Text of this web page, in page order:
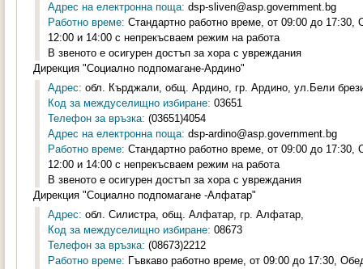
Адрес на електронна поща: dsp-sliven@asp.government.bg
Работно време: Стандартно работно време, от 09:00 до
12:00 и 14:00 с непрекъсваем режим на работа
В звеното е осигурен достъп за хора с увреждания
Дирекция "Социално подпомагане-Ардино"
Адрес: обл. Кърджали, общ. Ардино, гр. Ардино, ул.Бели
Код за междуселищно избиране: 03651
Телефон за връзка: (03651)4054
Адрес на електронна поща: dsp-ardino@asp.government.bg
Работно време: Стандартно работно време, от 09:00 до
12:00 и 14:00 с непрекъсваем режим на работа
В звеното е осигурен достъп за хора с увреждания
Дирекция "Социално подпомагане -Алфатар"
Адрес: обл. Силистра, общ. Алфатар, гр. Алфатар,
Код за междуселищно избиране: 08673
Телефон за връзка: (08673)2212
Работно време: Гъвкаво работно време, от 09:00 до 17:30,